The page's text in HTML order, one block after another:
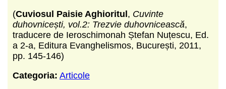
(Cuviosul Paisie Aghioritul, Cuvinte
duhovnicești, vol.2: Trezvie duhovnicească,
traducere de Ieroschimonah Ștefan Nuțescu, Ed.
a 2-a, Editura Evanghelismos, București, 2011,
pp. 145-146)
Categoria: Articole